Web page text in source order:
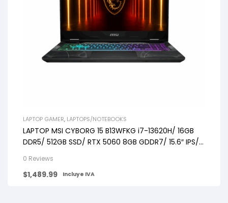
LAPTOP GAMER, LAPTOPS/NOTEBOOKS
LAPTOP MSI CYBORG 15 B13WFKG i7-13620H/ 16GB
DDR5/ 512GB SSD/ RTX 5060 8GB GDDR7/ 15.6″ IPS/
0 Reviews
$1,489.99 Incluye IVA